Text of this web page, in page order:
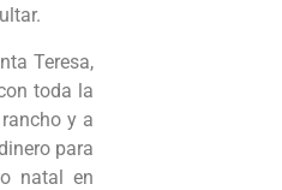
Teresa,
toda la
y a
para
natal en